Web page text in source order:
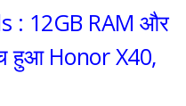
: 12GB RAM और
हुआ Honor X40,